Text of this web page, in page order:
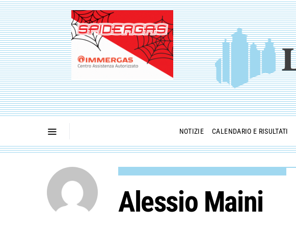
NOTIZIE CALENDARIO E RISULTATI
Alessio Maini